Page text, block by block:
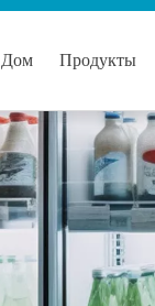
Дом Продукты